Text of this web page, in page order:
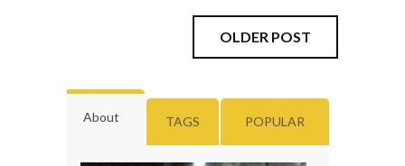
OLDER POST
About TAGS POPULAR